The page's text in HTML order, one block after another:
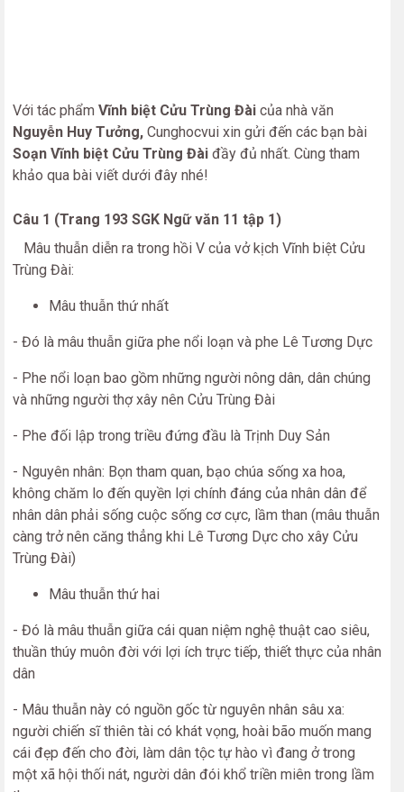
Với tác phẩm Vĩnh biệt Cửu Trùng Đài của nhà văn
Nguyễn Huy Tưởng, Cunghocvui xin gửi đến các bạn bài
Soạn Vĩnh biệt Cửu Trùng Đài đầy đủ nhất. Cùng tham
khảo qua bài viết dưới đây nhé!
Câu 1 (Trang 193 SGK Ngữ văn 11 tập 1)
Mâu thuẫn diễn ra trong hồi V của vở kịch Vĩnh biệt Cửu
Trùng Đài:
Mâu thuẫn thứ nhất
- Đó là mâu thuẫn giữa phe nổi loạn và phe Lê Tương Dực
- Phe nổi loạn bao gồm những người nông dân, dân chúng
và những người thợ xây nên Cửu Trùng Đài
- Phe đối lập trong triều đứng đầu là Trịnh Duy Sản
- Nguyên nhân: Bọn tham quan, bạo chúa sống xa hoa,
không chăm lo đến quyền lợi chính đáng của nhân dân để
nhân dân phải sống cuộc sống cơ cực, lầm than (mâu thuẫn
càng trở nên căng thẳng khi Lê Tương Dực cho xây Cửu
Trùng Đài)
Mâu thuẫn thứ hai
- Đó là mâu thuẫn giữa cái quan niệm nghệ thuật cao siêu,
thuần thúy muôn đời với lợi ích trực tiếp, thiết thực của nhân
dân
- Mâu thuẫn này có nguồn gốc từ nguyên nhân sâu xa:
người chiến sĩ thiên tài có khát vọng, hoài bão muốn mang
cái đẹp đến cho đời, làm dân tộc tự hào vì đang ở trong
một xã hội thối nát, người dân đói khổ triền miên trong lầm